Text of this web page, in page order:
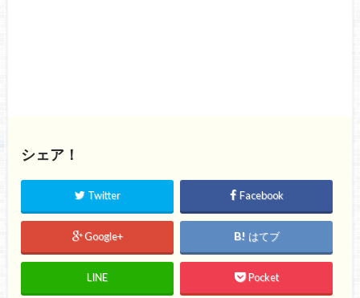
シェア！
Twitter Facebook
Google+ はてブ
LINE Pocket